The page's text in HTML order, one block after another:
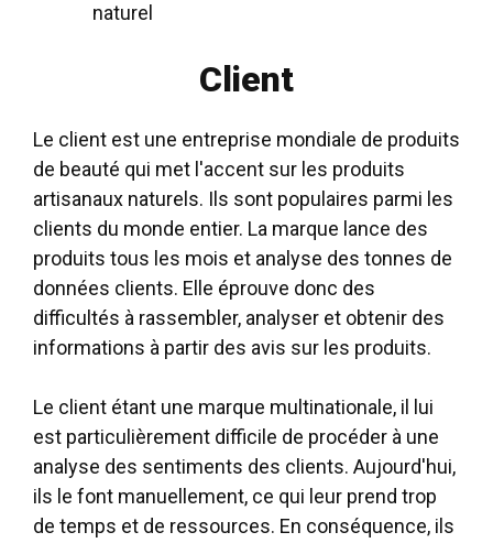
naturel
Client
Le client est une entreprise mondiale de produits
de beauté qui met l'accent sur les produits
artisanaux naturels. Ils sont populaires parmi les
clients du monde entier. La marque lance des
produits tous les mois et analyse des tonnes de
données clients. Elle éprouve donc des
difficultés à rassembler, analyser et obtenir des
informations à partir des avis sur les produits.
Le client étant une marque multinationale, il lui
est particulièrement difficile de procéder à une
analyse des sentiments des clients. Aujourd'hui,
ils le font manuellement, ce qui leur prend trop
de temps et de ressources. En conséquence, ils